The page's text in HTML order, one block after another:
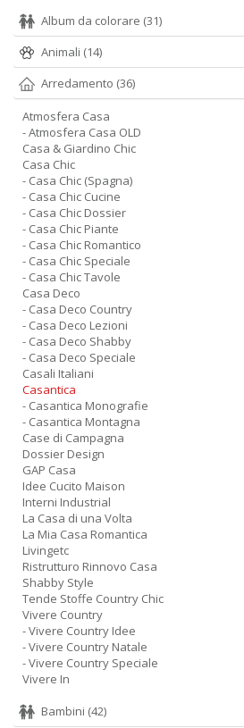
Album da colorare (31)
Animali (14)
Arredamento (36)
Atmosfera Casa
- Atmosfera Casa OLD
Casa & Giardino Chic
Casa Chic
- Casa Chic (Spagna)
- Casa Chic Cucine
- Casa Chic Dossier
- Casa Chic Piante
- Casa Chic Romantico
- Casa Chic Speciale
- Casa Chic Tavole
Casa Deco
- Casa Deco Country
- Casa Deco Lezioni
- Casa Deco Shabby
- Casa Deco Speciale
Casali Italiani
Casantica
- Casantica Monografie
- Casantica Montagna
Case di Campagna
Dossier Design
GAP Casa
Idee Cucito Maison
Interni Industrial
La Casa di una Volta
La Mia Casa Romantica
Livingetc
Ristrutturo Rinnovo Casa
Shabby Style
Tende Stoffe Country Chic
Vivere Country
- Vivere Country Idee
- Vivere Country Natale
- Vivere Country Speciale
Vivere In
Bambini (42)